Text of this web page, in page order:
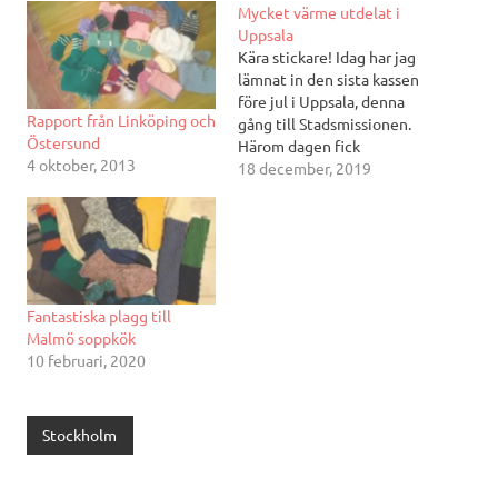
Rapport från Linköping och
Östersund
4 oktober, 2013
Mycket värme utdelat i
Uppsala
Kära stickare! Idag har jag
lämnat in den sista kassen
före jul i Uppsala, denna
gång till Stadsmissionen.
Härom dagen fick
Frälsningsarmén och
18 december, 2019
Fantastiska plagg till
Malmö soppkök
10 februari, 2020
Stockholm